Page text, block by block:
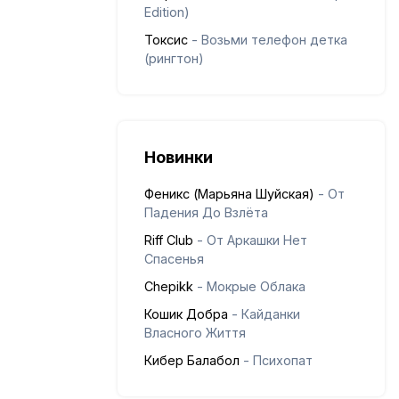
Edition)
Токсис - Возьми телефон детка
(рингтон)
Новинки
Феникс (Марьяна Шуйская) - От
Падения До Взлёта
Riff Club - От Аркашки Нет
Спасенья
Chepikk - Мокрые Облака
Кошик Добра - Кайданки
Власного Життя
Кибер Балабол - Психопат